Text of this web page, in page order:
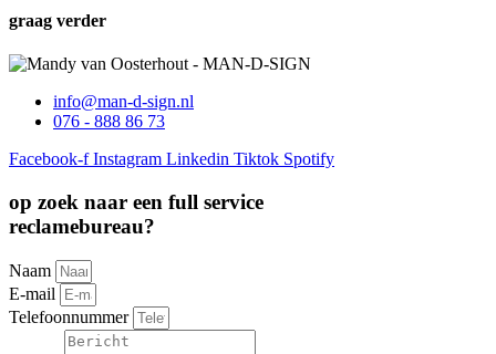
graag verder
info@man-d-sign.nl
076 - 888 86 73
Facebook-f Instagram Linkedin Tiktok Spotify
op zoek naar een full service
reclamebureau?
Naam
E-mail
Telefoonnummer